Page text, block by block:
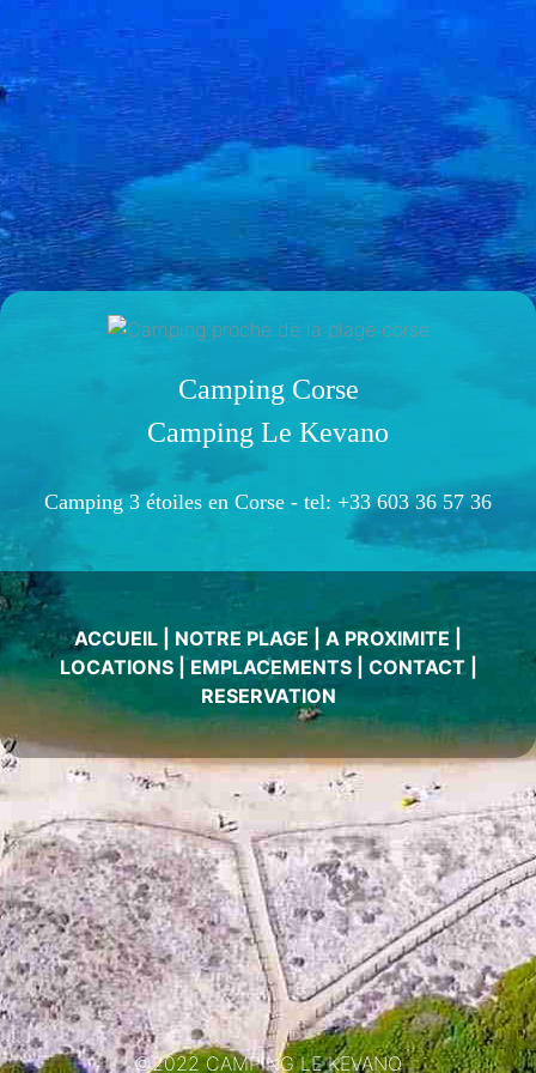
Camping Corse
Camping Le Kevano
Camping 3 étoiles en Corse - tel: +33 603 36 57 36
ACCUEIL NOTRE PLAGE A PROXIMITE
LOCATIONS|EMPLACEMENTS| CONTACT|
RESERVATION
©2022 CAMPING LE KEVANO